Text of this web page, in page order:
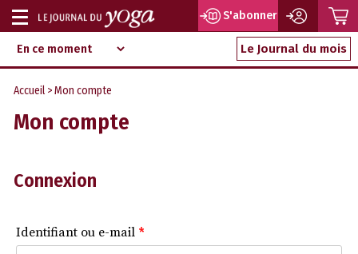
Aller
au
contenu
d‘information
indépendant
Afficher
ou
masquer
la
navigation
S'abonner
Le Journal du mois
Accueil > Mon compte
Mon compte
Connexion
Identifiant ou e-mail *